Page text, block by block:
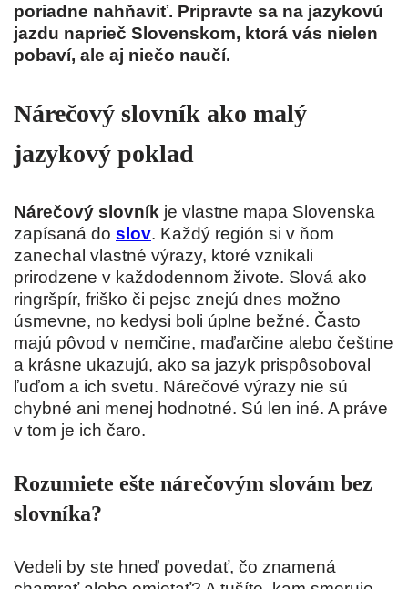
poriadne nahňaviť. Pripravte sa na jazykovú
jazdu naprieč Slovenskom, ktorá vás nielen
pobaví, ale aj niečo naučí.
Nárečový slovník ako malý
jazykový poklad
Nárečový slovník je vlastne mapa Slovenska
zapísaná do slov. Každý región si v ňom
zanechal vlastné výrazy, ktoré vznikali
prirodzene v každodennom živote. Slová ako
ringršpír, friško či pejsc znejú dnes možno
úsmevne, no kedysi boli úplne bežné. Často
majú pôvod v nemčine, maďarčine alebo češtine
a krásne ukazujú, ako sa jazyk prispôsoboval
ľuďom a ich svetu. Nárečové výrazy nie sú
chybné ani menej hodnotné. Sú len iné. A práve
v tom je ich čaro.
Rozumiete ešte nárečovým slovám bez
slovníka?
Vedeli by ste hneď povedať, čo znamená